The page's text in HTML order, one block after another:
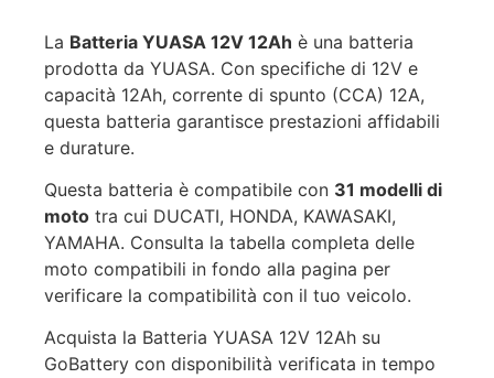
La Batteria YUASA 12V 12Ah è una batteria
prodotta da YUASA. Con specifiche di 12V e
capacità 12Ah, corrente di spunto (CCA) 12A,
questa batteria garantisce prestazioni affidabili
e durature.
Questa batteria è compatibile con 31 modelli di
moto tra cui DUCATI, HONDA, KAWASAKI,
YAMAHA. Consulta la tabella completa delle
moto compatibili in fondo alla pagina per
verificare la compatibilità con il tuo veicolo.
Acquista la Batteria YUASA 12V 12Ah su
GoBattery con disponibilità verificata in tempo